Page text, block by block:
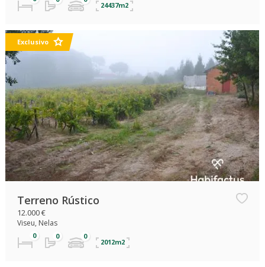
24437m2
Exclusivo
Terreno Rústico
12.000 €
Viseu, Nelas
2012m2